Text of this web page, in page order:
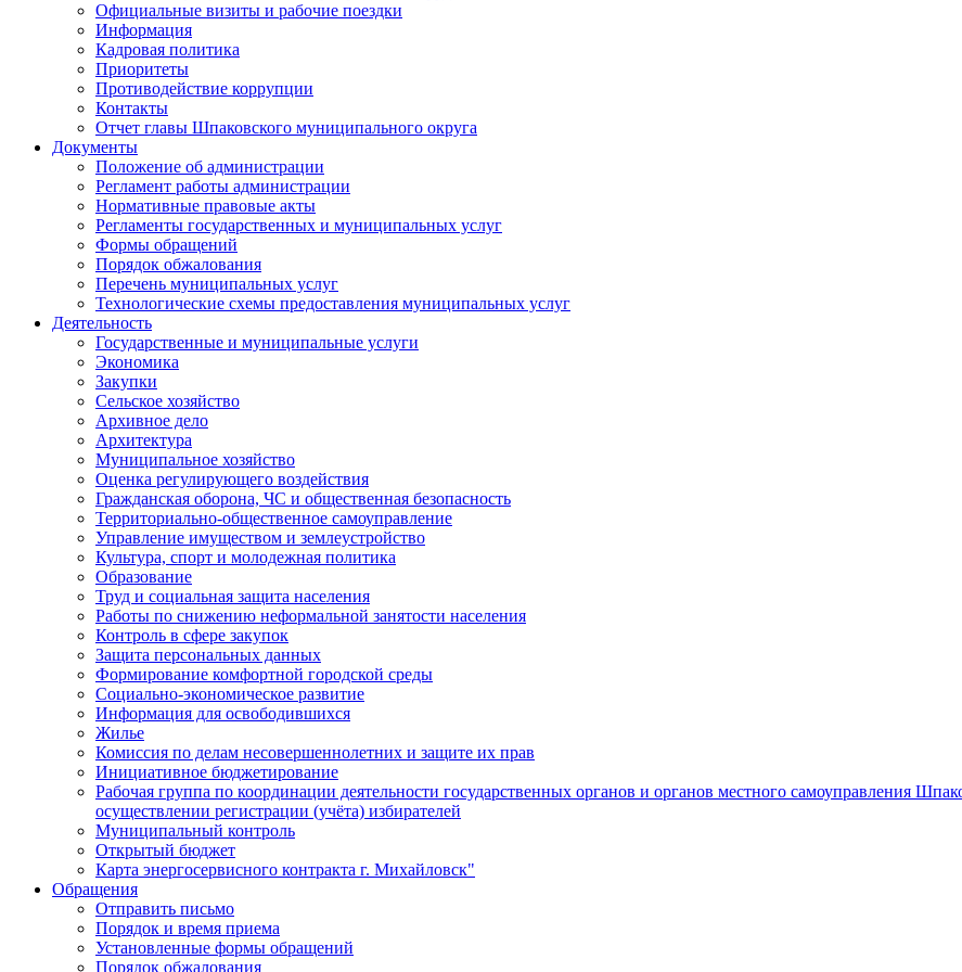
Официальные визиты и рабочие поездки
Информация
Кадровая политика
Приоритеты
Противодействие коррупции
Контакты
Отчет главы Шпаковского муниципального округа
Документы
Положение об администрации
Регламент работы администрации
Нормативные правовые акты
Регламенты государственных и муниципальных услуг
Формы обращений
Порядок обжалования
Перечень муниципальных услуг
Технологические схемы предоставления муниципальных услуг
Деятельность
Государственные и муниципальные услуги
Экономика
Закупки
Сельское хозяйство
Архивное дело
Архитектура
Муниципальное хозяйство
Оценка регулирующего воздействия
Гражданская оборона, ЧС и общественная безопасность
Территориально-общественное самоуправление
Управление имуществом и землеустройство
Культура, спорт и молодежная политика
Образование
Труд и социальная защита населения
Работы по снижению неформальной занятости населения
Контроль в сфере закупок
Защита персональных данных
Формирование комфортной городской среды
Социально-экономическое развитие
Информация для освободившихся
Жилье
Комиссия по делам несовершеннолетних и защите их прав
Инициативное бюджетирование
Рабочая группа по координации деятельности государственных органов и органов местного самоуправления
осуществлении регистрации (учёта) избирателей
Муниципальный контроль
Открытый бюджет
Карта энергосервисного контракта г. Михайловск"
Обращения
Отправить письмо
Порядок и время приема
Установленные формы обращений
Порядок обжалования